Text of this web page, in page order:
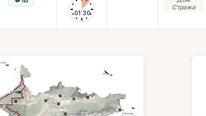
01:30
Стража